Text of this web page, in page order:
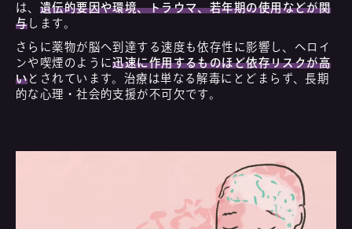
は、 遺伝的要因や環境、トラウマ、若年期の使用などが関
与 します。
さらに薬物が脳へ到達する速度も依存性に影響し、ヘロイ
ンや喫煙のように迅速に作用するものほど依存リスクが高
い とされています。治療は単なる解毒にとどまらず、長期
的な心理・社会的支援が不可欠です。